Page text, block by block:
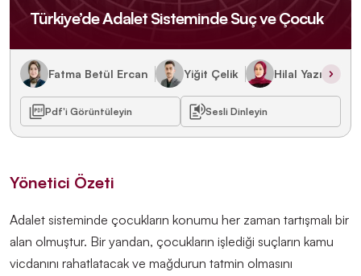
Türkiye’de Adalet Sisteminde Suç ve Çocuk
Fatma Betül Ercan Yiğit Çelik Hilal Yazıcı
Pdf'i Görüntüleyin Sesli Dinleyin
Yönetici Özeti
Adalet sisteminde çocukların konumu her zaman tartışmalı bir
alan olmuştur. Bir yandan, çocukların işlediği suçların kamu
vicdanını rahatlatacak ve mağdurun tatmin olmasını